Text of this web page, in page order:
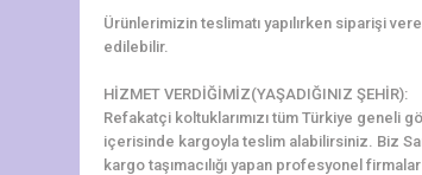
Ürünlerimizin teslimatı yapılırken siparişi
edilebilir.
HİZMET VERDİĞİMİZ(YAŞADIĞINIZ ŞEHİR):
Refakatçi koltuklarımızı tüm Türkiye
içerisinde kargoyla teslim alabilirsiniz. Biz
kargo taşımacılığı yapan profesyonel